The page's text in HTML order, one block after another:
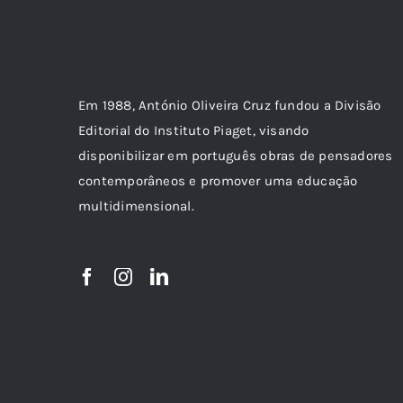
Em 1988, António Oliveira Cruz fundou a Divisão
Editorial do Instituto Piaget, visando
disponibilizar em português obras de pensadores
contemporâneos e promover uma educação
multidimensional.